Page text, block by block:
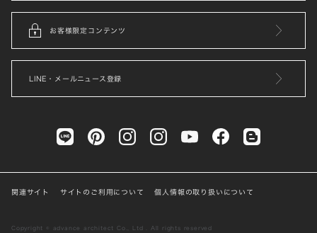
お客様限定コンテンツ
LINE・メールニュース登録
関連サイト サイトのご利用について 個人情報の取り扱いについて
Copyright © advance architect Co., Ltd . All rights reserved